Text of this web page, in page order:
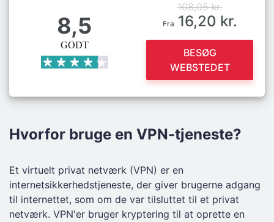
8,5
GODT
108,05 kr.
Fra 16,20 kr.
BESØG
WEBSTEDET
Hvorfor bruge en VPN-tjeneste?
Et virtuelt privat netværk (VPN) er en
internetsikkerhedstjeneste, der giver brugerne adgang
til internettet, som om de var tilsluttet til et privat
netværk. VPN'er bruger kryptering til at oprette en